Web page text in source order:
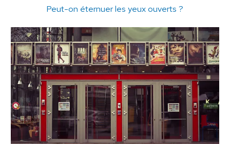
Peut-on éternuer les yeux ouverts ?